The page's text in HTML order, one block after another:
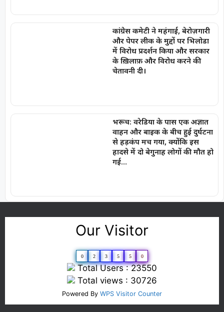
कांग्रेस कमेटी ने महंगाई, बेरोज़गारी
और पेपर लीक के मुद्दों पर भिलोडा
में विरोध प्रदर्शन किया और सरकार
के ख़िलाफ़ और विरोध करने की
चेतावनी दी।
भरूच: वरेडिया के पास एक अज्ञात
वाहन और बाइक के बीच हुई दुर्घटना
से हड़कंप मच गया, क्योंकि इस
हादसे में दो बेगुनाह लोगों की मौत हो
गई…
Our Visitor
0 2 3 5 5 0
Total Users : 23550
Total views : 30726
Powered By WPS Visitor Counter